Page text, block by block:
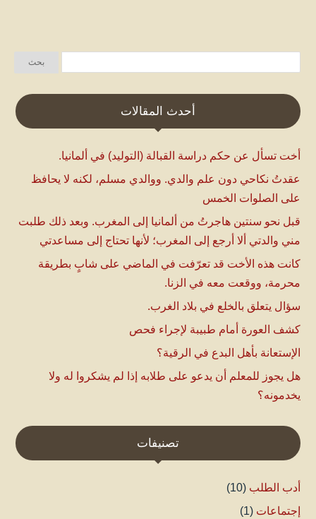
أحدث المقالات
أخت تسأل عن حكم دراسة القبالة (التوليد) في ألمانيا.
عقدتُ نكاحي دون علم والدي. ووالدي مسلم، لكنه لا يحافظ
على الصلوات الخمس
قبل نحو سنتين هاجرتُ من ألمانيا إلى المغرب. وبعد ذلك طلبت
مني والدتي ألا أرجع إلى المغرب؛ لأنها تحتاج إلى مساعدتي
كانت هذه الأخت قد تعرّفت في الماضي على شابٍ بطريقة
محرمة، ووقعت معه في الزنا.
سؤال يتعلق بالخلع في بلاد الغرب.
كشف العورة أمام طبيبة لإجراء فحص
الإستعانة بأهل البدع في الرقية؟
هل يجوز للمعلم أن يدعو على طلابه إذا لم يشكروا له ولا
يخدمونه؟
تصنيفات
أدب الطلب (10)
إجتماعات (1)